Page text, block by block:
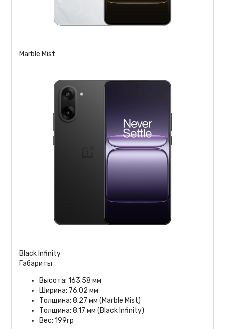
Marble Mist
Black Infinity
Габариты
Высота: 163.58 мм
Ширина: 76.02 мм
Толщина: 8.27 мм (Marble Mist)
Толщина: 8.17 мм (Black Infinity)
Вес: 199гр